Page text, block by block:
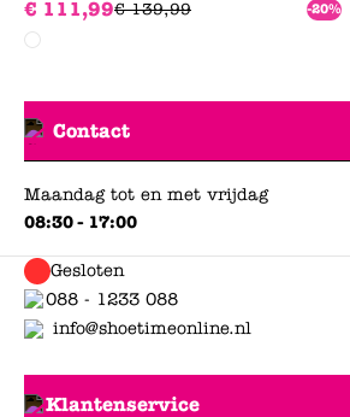
€ 111,99€ 139,99 -20%
Contact
Maandag tot en met vrijdag
08:30 - 17:00
Gesloten
088 - 1233 088
info@shoetimeonline.nl
Klantenservice